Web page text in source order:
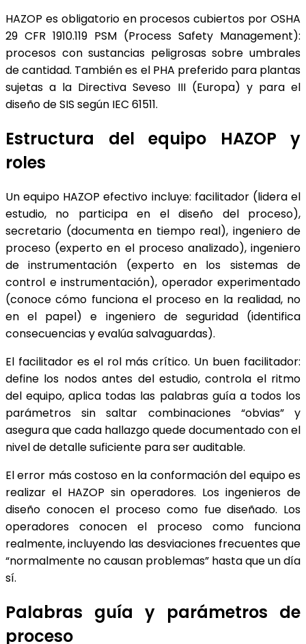
HAZOP es obligatorio en procesos cubiertos por OSHA
29 CFR 1910.119 PSM (Process Safety Management):
procesos con sustancias peligrosas sobre umbrales
de cantidad. También es el PHA preferido para plantas
sujetas a la Directiva Seveso III (Europa) y para el
diseño de SIS según IEC 61511.
Estructura del equipo HAZOP y
roles
Un equipo HAZOP efectivo incluye: facilitador (lidera el
estudio, no participa en el diseño del proceso),
secretario (documenta en tiempo real), ingeniero de
proceso (experto en el proceso analizado), ingeniero
de instrumentación (experto en los sistemas de
control e instrumentación), operador experimentado
(conoce cómo funciona el proceso en la realidad, no
en el papel) e ingeniero de seguridad (identifica
consecuencias y evalúa salvaguardas).
El facilitador es el rol más crítico. Un buen facilitador:
define los nodos antes del estudio, controla el ritmo
del equipo, aplica todas las palabras guía a todos los
parámetros sin saltar combinaciones “obvias” y
asegura que cada hallazgo quede documentado con el
nivel de detalle suficiente para ser auditable.
El error más costoso en la conformación del equipo es
realizar el HAZOP sin operadores. Los ingenieros de
diseño conocen el proceso como fue diseñado. Los
operadores conocen el proceso como funciona
realmente, incluyendo las desviaciones frecuentes que
“normalmente no causan problemas” hasta que un día
sí.
Palabras guía y parámetros de
proceso